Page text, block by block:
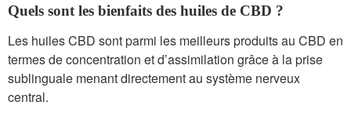
Quels sont les bienfaits des huiles de CBD ?
Les huiles CBD sont parmi les meilleurs produits au CBD en
termes de concentration et d’assimilation grâce à la prise
sublinguale menant directement au système nerveux
central.